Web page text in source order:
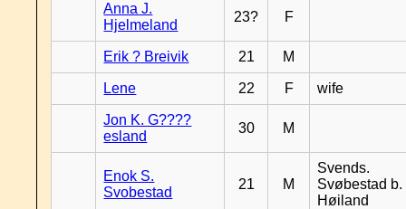
Anna J.
Hjelmeland
23? F
Erik ? Breivik 21 M
Lene 22 F wife
Jon K. G????
esland
30 M
Enok S.
Svobestad
21 M
Svends.
Svøbestad b.
Høiland